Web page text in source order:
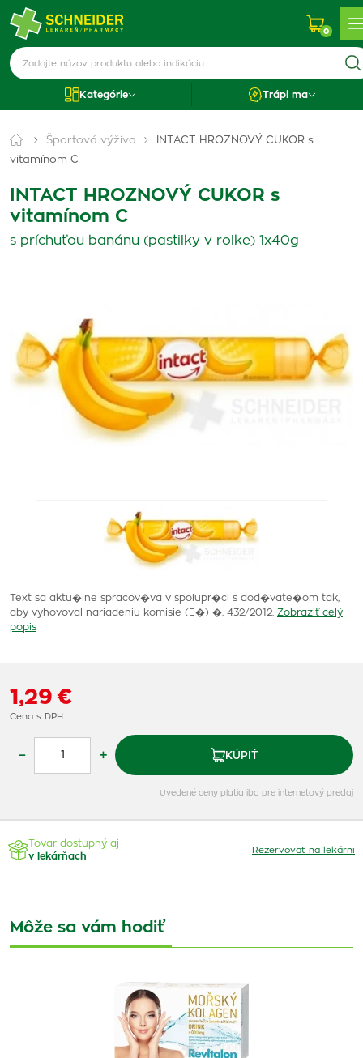
0
Kategórie Trápi ma
Športová výživa
INTACT HROZNOVÝ CUKOR s
vitamínom C
INTACT HROZNOVÝ CUKOR s
vitamínom C
s príchuťou banánu (pastilky v rolke) 1x40g
Text sa aktu�lne spracov�va v spolupr�ci s dod�vate�om tak,
aby vyhovoval nariadeniu komisie (E�) �. 432/2012. Zobraziť celý
popis
1,29 €
Cena s DPH
– + KÚPIŤ
Uvedené ceny platia iba pre internetový predaj
Tovar dostupný aj
v lekárňach
Rezervovať na lekárni
Môže sa vám hodiť